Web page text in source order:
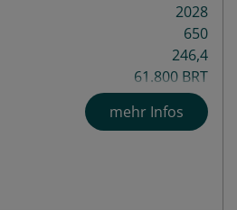
2028
650
246,4
61.800 BRT
11
mehr Infos